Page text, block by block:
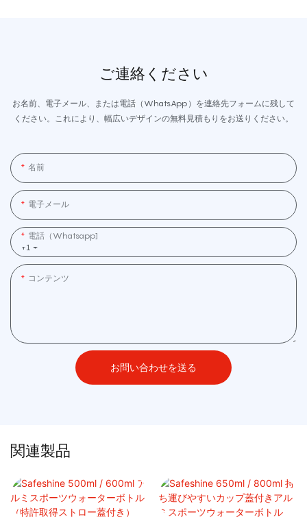
ご連絡ください
お名前、電子メール、または電話（WhatsApp）を連絡先フォームに残して
ください。これにより、幅広いデザインの無料見積もりをお送りください。
名前
電子メール
+1
電話（whatsapp]
コンテンツ
お問い合わせを送る
関連製品